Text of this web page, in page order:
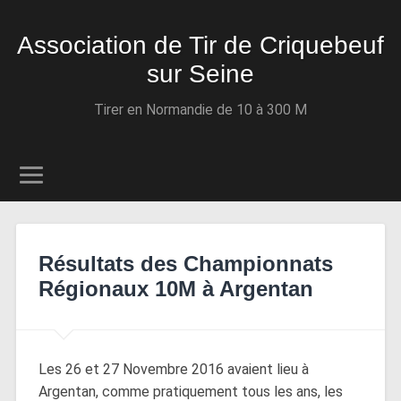
Association de Tir de Criquebeuf
sur Seine
Tirer en Normandie de 10 à 300 M
Résultats des Championnats
Régionaux 10M à Argentan
Les 26 et 27 Novembre 2016 avaient lieu à
Argentan, comme pratiquement tous les ans, les